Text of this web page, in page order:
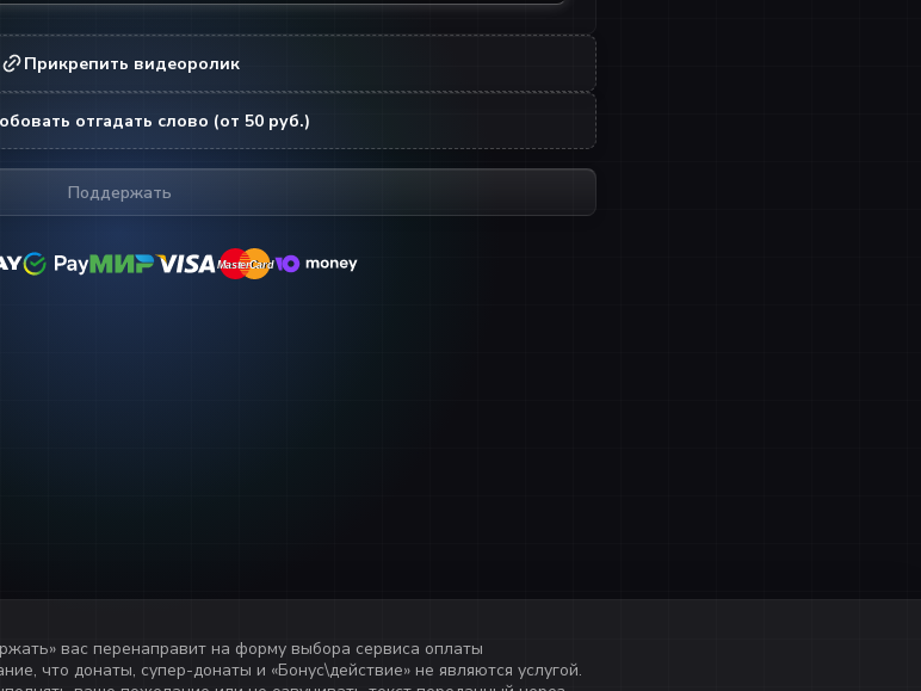
Прикрепить видеоролик
отгадать слово (от 50руб.)
Поддержать
MasterCard
MasterCard
» вас перенаправит на форму выбора сервиса оплаты
что донаты, супер-донаты и «Бонус\действие» не являются услугой.